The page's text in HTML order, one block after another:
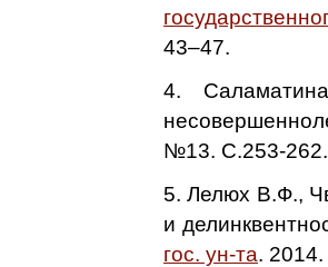
43–47.
4.
№13. С.253-262.
5. Лелюх В.Ф.,
и
гос. ун-та.